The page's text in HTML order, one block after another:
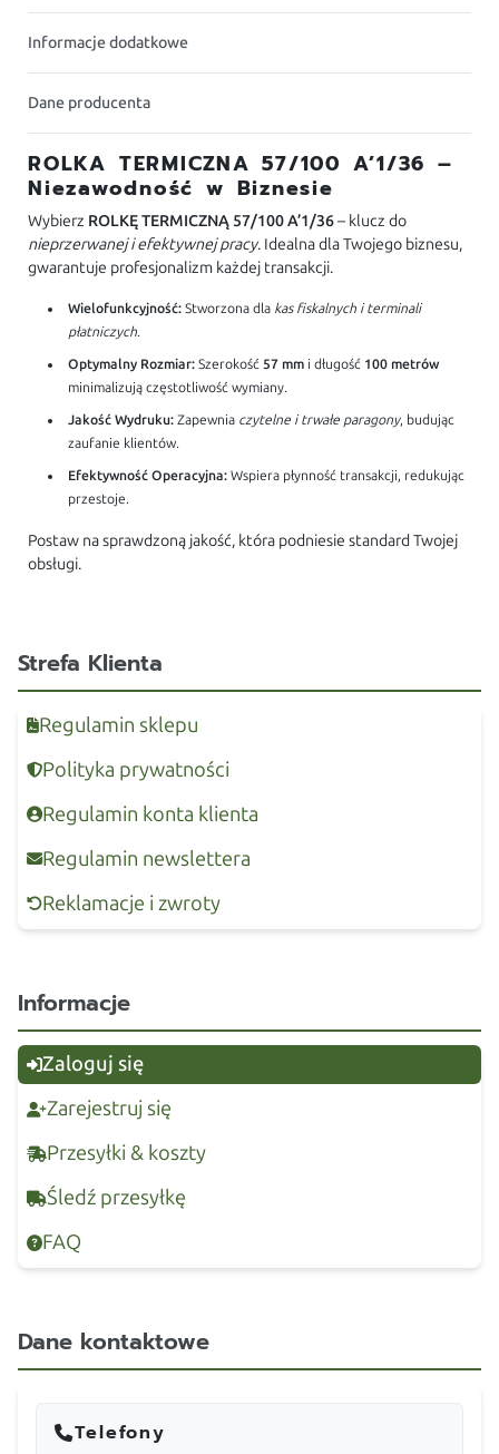
Informacje dodatkowe
Dane producenta
ROLKA TERMICZNA 57/100 A’1/36 –
Niezawodność w Biznesie
Wybierz ROLKĘ TERMICZNĄ 57/100 A’1/36– klucz do
nieprzerwanej i efektywnej pracy. Idealna dla Twojego biznesu,
gwarantuje profesjonalizm każdej transakcji.
Wielofunkcyjność: Stworzona dla kas fiskalnych i terminali
płatniczych.
Optymalny Rozmiar: Szerokość57 mm i długość 100 metrów
minimalizują częstotliwość wymiany.
Jakość Wydruku: Zapewnia czytelne i trwałe paragony, budując
zaufanie klientów.
Efektywność Operacyjna: Wspiera płynność transakcji, redukując
przestoje.
Postaw na sprawdzoną jakość, która podniesie standard Twojej
obsługi.
Strefa Klienta
Regulamin sklepu
Polityka prywatności
Regulamin konta klienta
Regulamin newslettera
Reklamacje i zwroty
Informacje
Zaloguj się
Zarejestruj się
Przesyłki & koszty
Śledź przesyłkę
FAQ
Dane kontaktowe
Telefony